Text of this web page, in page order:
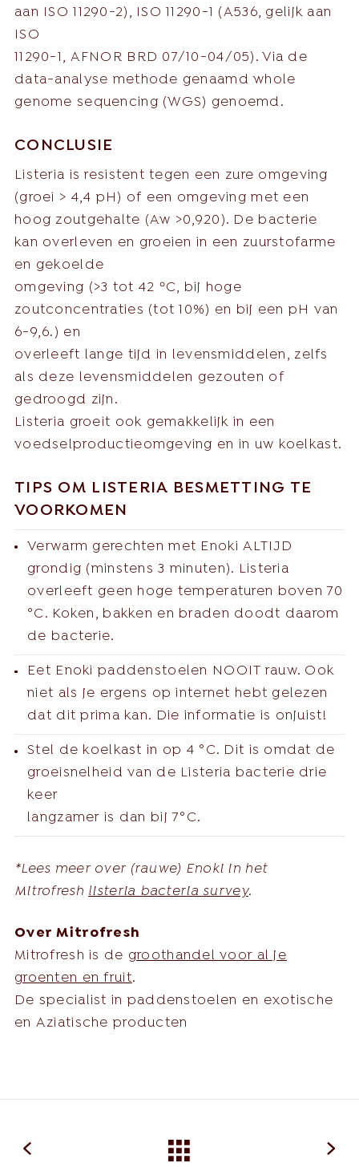
aan ISO 11290-2), ISO 11290-1 (A536, gelijk aan
ISO
11290-1, AFNOR BRD 07/10-04/05). Via de
data-analyse methode genaamd whole
genome sequencing (WGS) genoemd.
CONCLUSIE
Listeria is resistent tegen een zure omgeving
(groei > 4,4 pH) of een omgeving met een
hoog zoutgehalte (Aw >0,920). De bacterie
kan overleven en groeien in een zuurstofarme
en gekoelde
omgeving (>3 tot 42 ºC, bij hoge
zoutconcentraties (tot 10%) en bij een pH van
6-9,6.) en
overleeft lange tijd in levensmiddelen, zelfs
als deze levensmiddelen gezouten of
gedroogd zijn.
Listeria groeit ook gemakkelijk in een
voedselproductieomgeving en in uw koelkast.
TIPS OM LISTERIA BESMETTING TE
VOORKOMEN
Verwarm gerechten met Enoki ALTIJD
grondig (minstens 3 minuten). Listeria
overleeft geen hoge temperaturen boven 70
°C. Koken, bakken en braden doodt daarom
de bacterie.
Eet Enoki paddenstoelen NOOIT rauw. Ook
niet als je ergens op internet hebt gelezen
dat dit prima kan. Die informatie is onjuist!
Stel de koelkast in op 4 °C. Dit is omdat de
groeisnelheid van de Listeria bacterie drie
keer
langzamer is dan bij 7°C.
*Lees meer over (rauwe) Enoki in het
Mitrofresh listeria bacteria survey.
Over Mitrofresh
Mitrofresh is de groothandel voor al je
groenten en fruit.
De specialist in paddenstoelen en exotische
en Aziatische producten